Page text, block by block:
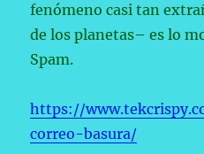
fenómeno casi tan
de los planetas– es lo
Spam.
https://
correo-basura/